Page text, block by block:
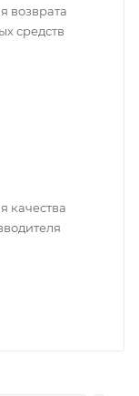
возврата
средств
качества